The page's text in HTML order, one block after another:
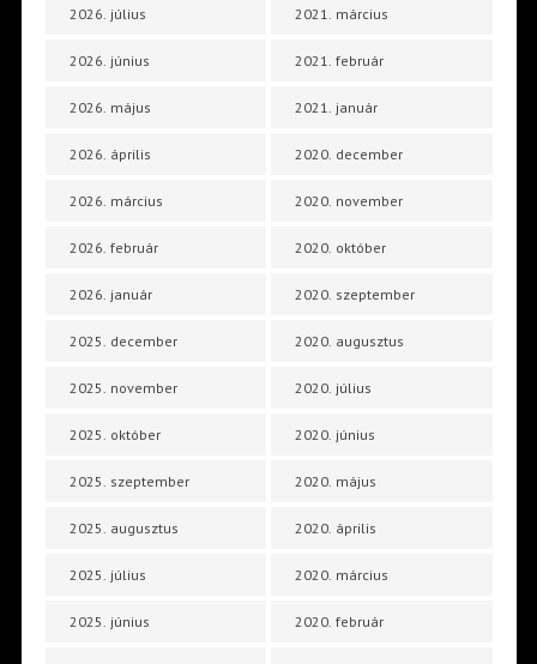
2026. július
2026. június
2026. május
2026. április
2026. március
2026. február
2026. január
2025. december
2025. november
2025. október
2025. szeptember
2025. augusztus
2025. július
2025. június
2021. március
2021. február
2021. január
2020. december
2020. november
2020. október
2020. szeptember
2020. augusztus
2020. július
2020. június
2020. május
2020. április
2020. március
2020. február